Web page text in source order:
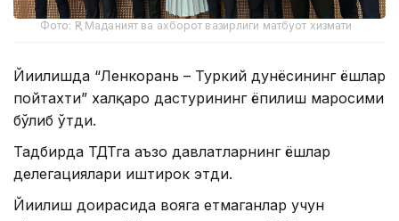
Фото: ҚР Маданият ва ахборот вазирлиги матбуот хизмати
Йиғилишда “Ленкорань – Туркий дунёсининг ёшлар
пойтахти” халқаро дастурининг ёпилиш маросими
бўлиб ўтди.
Тадбирда ТДТга аъзо давлатларнинг ёшлар
делегациялари иштирок этди.
Йиғилиш доирасида вояга етмаганлар учун